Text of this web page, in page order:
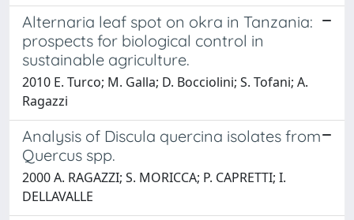
Alternaria leaf spot on okra in Tanzania:
prospects for biological control in
sustainable agriculture.
2010 E. Turco; M. Galla; D. Bocciolini; S. Tofani; A.
Ragazzi
Analysis of Discula quercina isolates from
Quercus spp.
2000 A. RAGAZZI; S. MORICCA; P. CAPRETTI; I.
DELLAVALLE